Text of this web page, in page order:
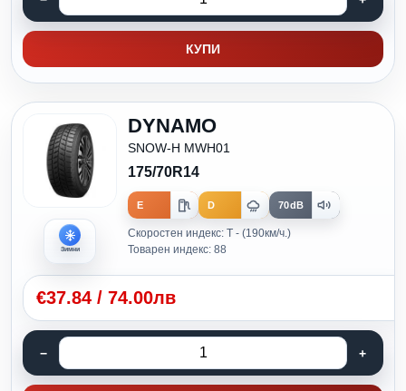
КУПИ
Зимни
DYNAMO
SNOW-H MWH01
175/70R14
E D 70dB
Скоростен индекс: T - (190км/ч.)
Товарен индекс: 88
€37.84 / 74.00лв